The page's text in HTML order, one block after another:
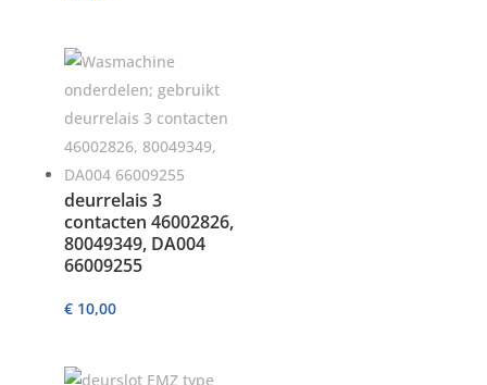
deurrelais 3
contacten 46002826,
80049349, DA004
66009255
€10,00